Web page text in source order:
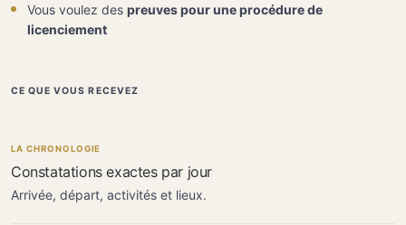
Vous voulez despreuves pour une procédure de
licenciement
CE QUE VOUS RECEVEZ
LA CHRONOLOGIE
Constatations exactes par jour
Arrivée, départ, activités et lieux.